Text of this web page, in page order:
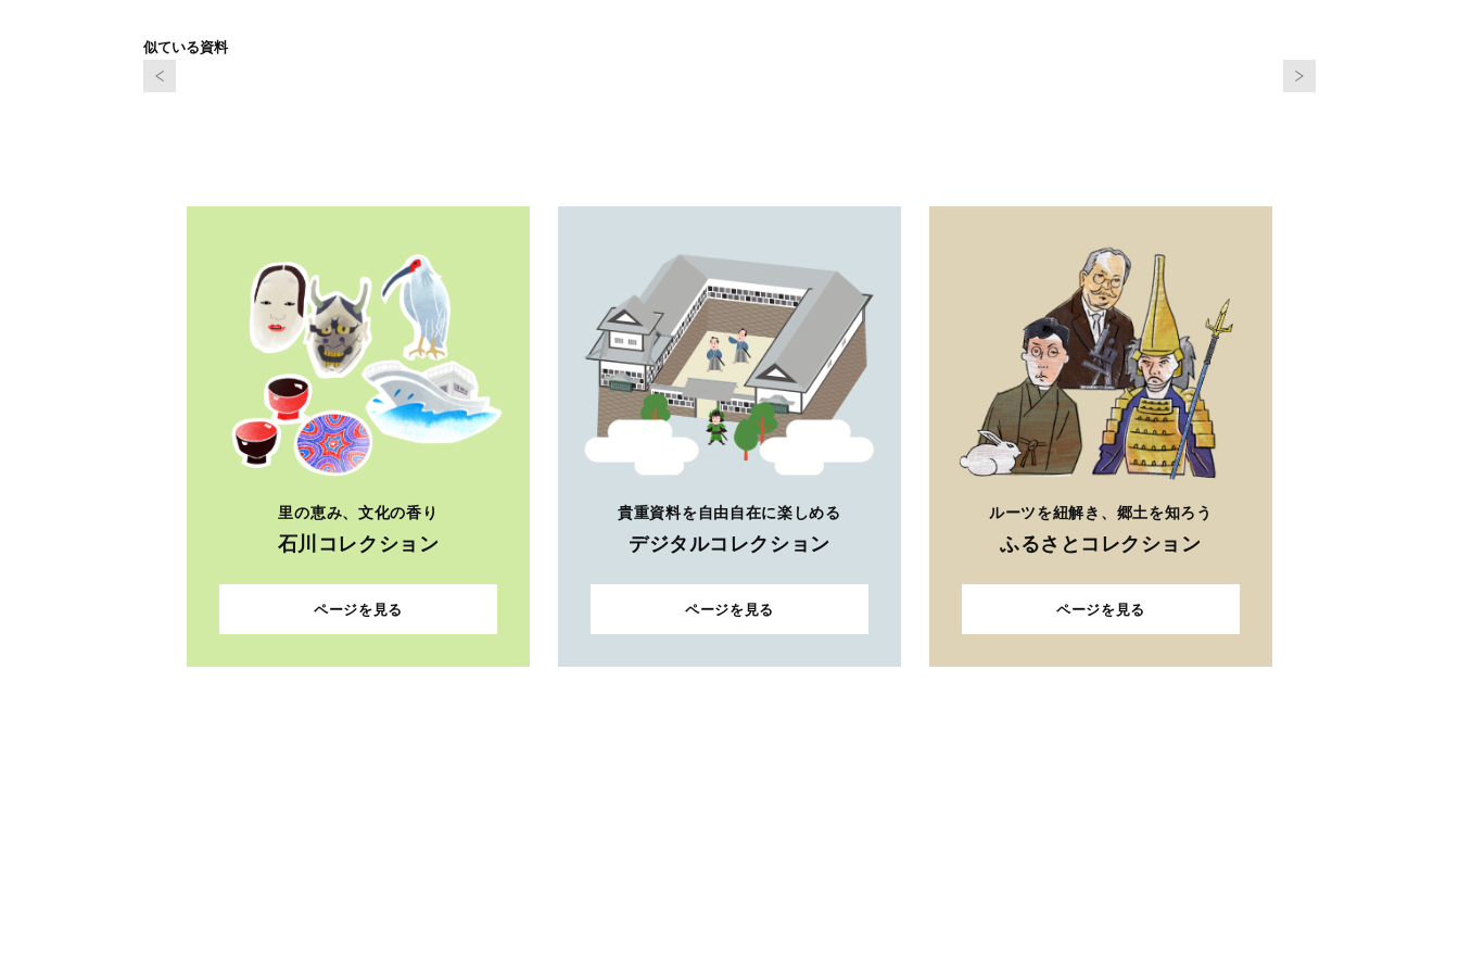
似ている資料
里の恵み、文化の香り
石川コレクション
ページを見る
貴重資料を自由自在に楽しめる
デジタルコレクション
ページを見る
ルーツを紐解き、郷土を知ろう
ふるさとコレクション
ページを見る